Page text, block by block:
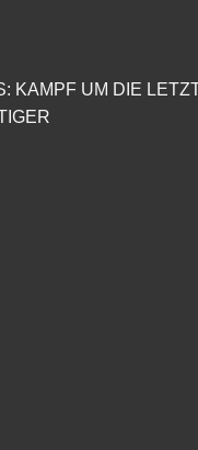
KAMPF UM DIE